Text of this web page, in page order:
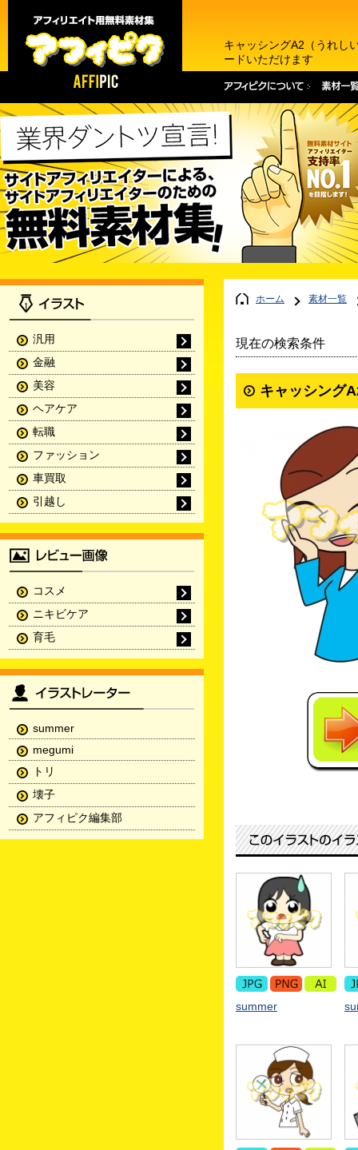
キャッシングA2（うれし
ードいただけます
ホーム 素材一覧
現在の検索条件
キャッシング
summer
汎用
金融
美容
ヘアケア
転職
ファッション
車買取
引越し
コスメ
ニキビケア
育毛
summer
megumi
トリ
壊子
アフィピク編集部